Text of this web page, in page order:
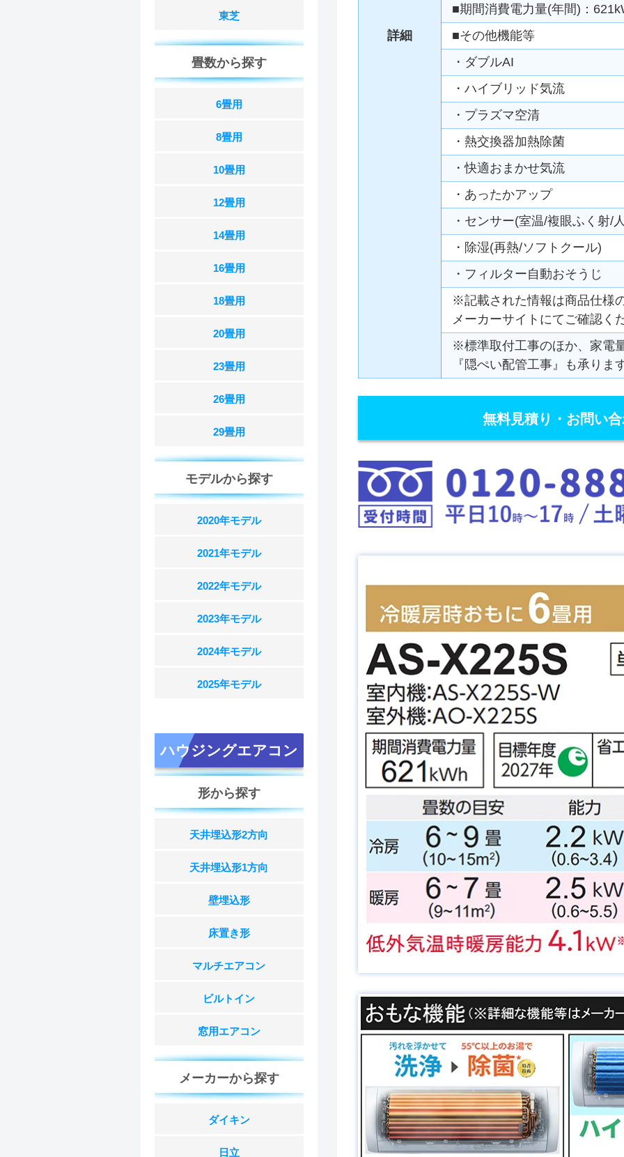
詳細
■期間消費電力量(年間)：
■その他機能等
・ダブルAI
・ハイブリッド気流
・プラズマ空清
・熱交換器加熱除菌
・快適おまかせ気流
・あったかアップ
・センサー(室温/複眼ふく射/
・除湿(再熱/ソフトクール)
・フィルター自動おそうじ
※記載された情報は商品仕様
メーカーサイトにてご確認く
※標準取付工事のほか、家電
『隠ぺい配管工事』も承りま
無料見積り・お問い
東芝
畳数から探す
6畳用
8畳用
10畳用
12畳用
14畳用
16畳用
18畳用
20畳用
23畳用
26畳用
29畳用
モデルから探す
2020年モデル
2021年モデル
2022年モデル
2023年モデル
2024年モデル
2025年モデル
ハウジングエアコン
形から探す
天井埋込形2方向
天井埋込形1方向
壁埋込形
床置き形
マルチエアコン
ビルトイン
窓用エアコン
メーカーから探す
ダイキン
日立